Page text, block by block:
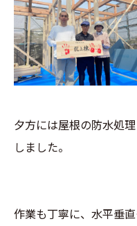
夕方には屋根の防水処
しました。
作業も丁寧に、水平垂